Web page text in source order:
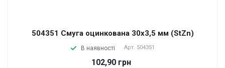
504351 Смуга оцинкована 30х3,5 мм (StZn)
В наявності Арт. 504351
102,90 грн